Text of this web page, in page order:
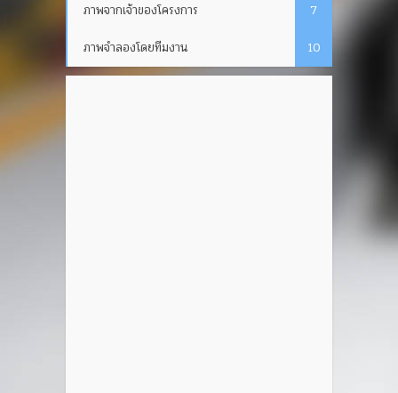
ภาพจากเจ้าของโครงการ
7
ภาพจำลองโดยทีมงาน
10